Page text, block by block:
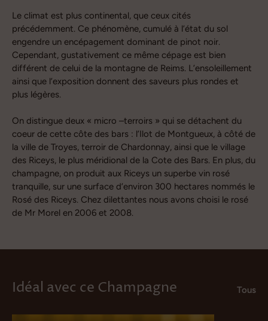
Le climat est plus continental, que ceux cités
précédemment. Ce phénomène, cumulé à l’état du sol
engendre un encépagement dominant de pinot noir.
Cependant, gustativement ce même cépage est bien
différent de celui de la montagne de Reims. L’ensoleillement
ainsi que l’exposition donnent des saveurs plus rondes et
plus légères.
On distingue deux « micro –terroirs » qui se détachent du
coeur de cette côte des bars : l’Ilot de Montgueux, à côté de
la ville de Troyes, terroir de Chardonnay, ainsi que le village
des Riceys, le plus méridional de la Cote des Bars. En plus, du
champagne, on produit aux Riceys un superbe vin rosé
tranquille, sur une surface d’environ 300 hectares nommés le
Rosé des Riceys. Chez dilettantes nous avons choisi le rosé
de Mr Morel en 2006 et 2008.
Idéal avec ce Champagne Tous